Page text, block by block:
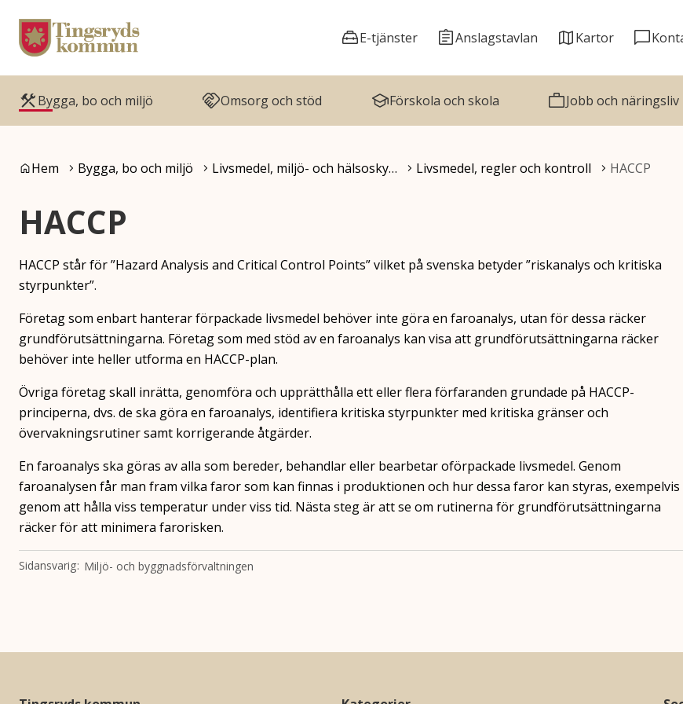
Gå till innehåll
Gå till huvudmeny
E-tjänster Anslagstavlan Kartor
Bygga, bo och miljö Omsorg och stöd Förskola och skola Jobb och näringsliv
Du är här:
Hem Bygga, bo och miljö Livsmedel, miljö- och hälsosky… Livsmedel, regler och kontroll HACCP
HACCP
HACCP står för ”Hazard Analysis and Critical Control Points” vilket på svenska betyder ”riskanalys och kritiska
styrpunkter”.
Företag som enbart hanterar förpackade livsmedel behöver inte göra en faroanalys, utan för dessa räcker
grundförutsättningarna. Företag som med stöd av en faroanalys kan visa att grundförutsättningarna räcker
behöver inte heller utforma en HACCP-plan.
Övriga företag skall inrätta, genomföra och upprätthålla ett eller flera förfaranden grundade på HACCP-
principerna, dvs. de ska göra en faroanalys, identifiera kritiska styrpunkter med kritiska gränser och
övervakningsrutiner samt korrigerande åtgärder.
En faroanalys ska göras av alla som bereder, behandlar eller bearbetar oförpackade livsmedel. Genom
faroanalysen får man fram vilka faror som kan finnas i produktionen och hur dessa faror kan styras, exempelvis
genom att hålla viss temperatur under viss tid. Nästa steg är att se om rutinerna för grundförutsättningarna
räcker för att minimera farorisken.
Miljö- och byggnadsförvaltningen
Sidansvarig